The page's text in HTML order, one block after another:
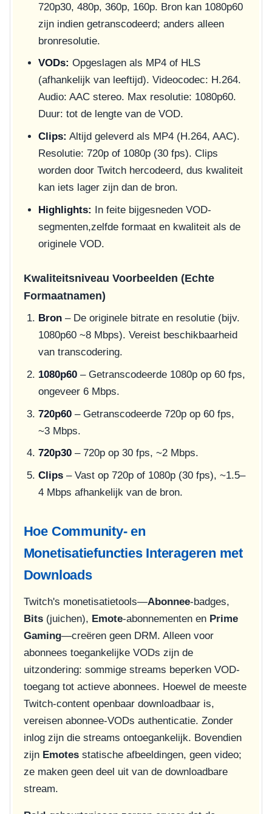
720p30, 480p, 360p, 160p. Bron kan 1080p60
zijn indien getranscodeerd; anders alleen
bronresolutie.
VODs: Opgeslagen als MP4 of HLS
(afhankelijk van leeftijd). Videocodec: H.264.
Audio: AAC stereo. Max resolutie: 1080p60.
Duur: tot de lengte van de VOD.
Clips: Altijd geleverd als MP4 (H.264, AAC).
Resolutie: 720p of 1080p (30 fps). Clips
worden door Twitch hercodeerd, dus kwaliteit
kan iets lager zijn dan de bron.
Highlights: In feite bijgesneden VOD-
segmenten,zelfde formaat en kwaliteit als de
originele VOD.
Kwaliteitsniveau Voorbeelden (Echte
Formaatnamen)
Bron– De originele bitrate en resolutie (bijv.
1080p60 ~8 Mbps). Vereist beschikbaarheid
van transcodering.
1080p60– Getranscodeerde 1080p op 60 fps,
ongeveer 6 Mbps.
720p60– Getranscodeerde 720p op 60 fps,
~3 Mbps.
720p30– 720p op 30 fps, ~2 Mbps.
Clips– Vast op 720p of 1080p (30 fps), ~1.5–
4 Mbps afhankelijk van de bron.
Hoe Community- en
Monetisatiefuncties Interageren met
Downloads
Twitch's monetisatietools—Abonnee-badges,
Bits(juichen), Emote-abonnementen en Prime
Gaming—creëren geen DRM. Alleen voor
abonnees toegankelijke VODs zijn de
uitzondering: sommige streams beperken VOD-
toegang tot actieve abonnees. Hoewel de meeste
Twitch-content openbaar downloadbaar is,
vereisen abonnee-VODs authenticatie. Zonder
inlog zijn die streams ontoegankelijk. Bovendien
zijn Emotesstatische afbeeldingen, geen video;
ze maken geen deel uit van de downloadbare
stream.